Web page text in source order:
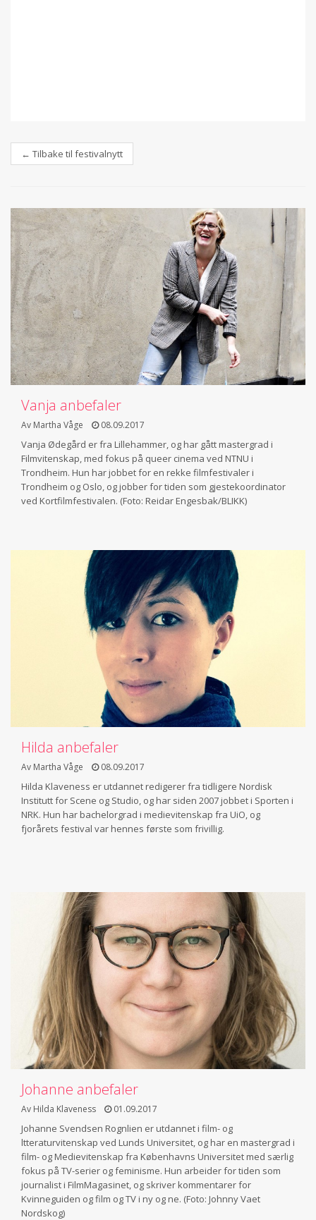
← Tilbake til festivalnytt
Vanja anbefaler
Av Martha Våge 08.09.2017
Vanja Ødegård er fra Lillehammer, og har gått mastergrad i
Filmvitenskap, med fokus på queer cinema ved NTNU i
Trondheim. Hun har jobbet for en rekke filmfestivaler i
Trondheim og Oslo, og jobber for tiden som gjestekoordinator
ved Kortfilmfestivalen. (Foto: Reidar Engesbak/BLIKK)
Hilda anbefaler
Av Martha Våge 08.09.2017
Hilda Klaveness er utdannet redigerer fra tidligere Nordisk
Institutt for Scene og Studio, og har siden 2007 jobbet i Sporten i
NRK. Hun har bachelorgrad i medievitenskap fra UiO, og
fjorårets festival var hennes første som frivillig.
Johanne anbefaler
Av Hilda Klaveness 01.09.2017
Johanne Svendsen Rognlien er utdannet i film- og
ltteraturvitenskap ved Lunds Universitet, og har en mastergrad i
film- og Medievitenskap fra Københavns Universitet med særlig
fokus på TV-serier og feminisme. Hun arbeider for tiden som
journalist i FilmMagasinet, og skriver kommentarer for
Kvinneguiden og film og TV i ny og ne. (Foto: Johnny Vaet
Nordskog)